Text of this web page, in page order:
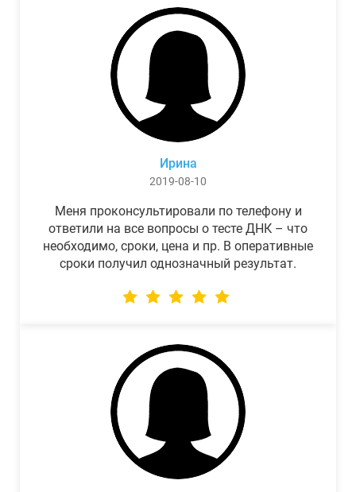
Ирина
2019-08-10
Меня проконсультировали по телефону и
ответили на все вопросы о тесте ДНК – что
необходимо, сроки, цена и пр. В оперативные
сроки получил однозначный результат.